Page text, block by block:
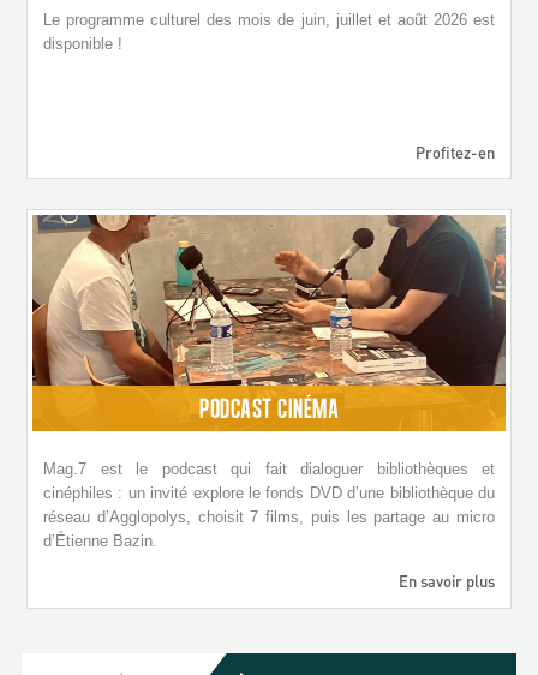
Le programme culturel des mois de juin, juillet et août 2026 est
disponible !
Profitez-en
PODCAST CINÉMA
Mag.7 est le podcast qui fait dialoguer bibliothèques et
cinéphiles : un invité explore le fonds DVD d’une bibliothèque du
réseau d’Agglopolys, choisit 7 films, puis les partage au micro
d’Étienne Bazin.
En savoir plus